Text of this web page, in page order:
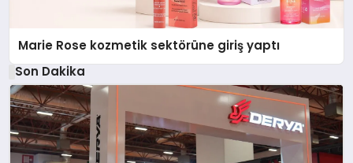
Marie Rose kozmetik sektörüne giriş yaptı
Son Dakika